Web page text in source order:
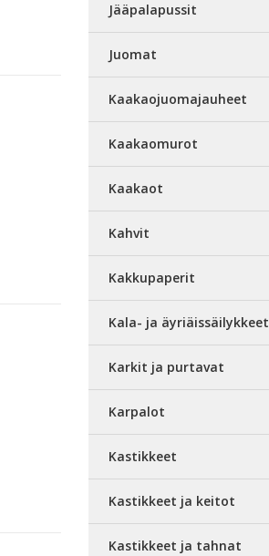
Jääpalapussit
Juomat
Kaakaojuomajauheet
Kaakaomurot
Kaakaot
Kahvit
Kakkupaperit
Kala- ja äyriäissäilykkeet
Karkit ja purtavat
Karpalot
Kastikkeet
Kastikkeet ja keitot
Kastikkeet ja tahnat